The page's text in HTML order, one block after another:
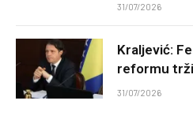
31/07/2026
Kraljević:
reformu
31/07/2026